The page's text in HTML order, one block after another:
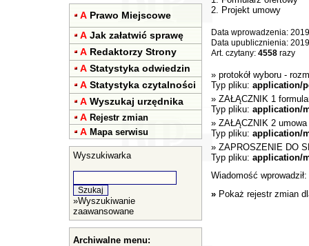
A Prawo Miejscowe
A Jak załatwić sprawę
A Redaktorzy Strony
A Statystyka odwiedzin
A Statystyka czytalności
A Wyszukaj urzędnika
A Rejestr zmian
A Mapa serwisu
Wyszukiwarka
»Wyszukiwanie
zaawansowane
Archiwalne menu:
2. Projekt umowy
Data wprowadzenia:
Data upublicznienia:
Art. czytany: 4558razy
» protokół wyboru -
Typ pliku: application/
» ZAŁĄCZNIK 1
Typ pliku: application/
» ZAŁĄCZNIK 2
Typ pliku: application/
» ZAPROSZENIE DO
Typ pliku: application/
Wiadomość wprowadził:
» Pokaż rejestr zmian